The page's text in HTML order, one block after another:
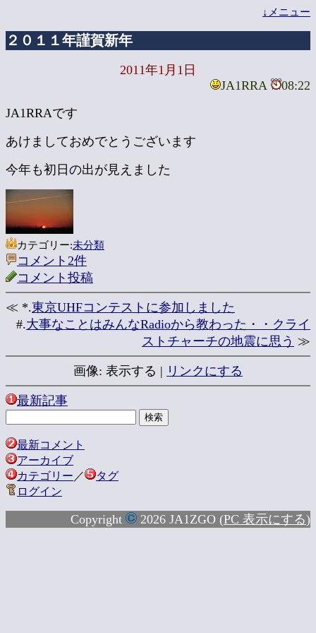
↓メニュー
２０１１年謹賀新年
2011年1月1日
JA1RRA
08:22
JA1RRAです
あけましておめでとうございます
今年も初日の出が見えました
カテゴリー:未分類
コメント2件
コメント投稿
≪ *.東京UHFコンテストに参加しました
#.大事なことはみんなRadioから教わった・・クライ
ストチャーチの地震に思う ≫
画像: 表示する | リンクにする
最新記事
最新コメント
アーカイブ
カテゴリー ／
タグ
ログイン
Copyright 2026 JA1ZGO (PC 表示にする)